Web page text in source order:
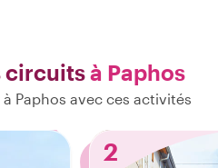
circuitsà Paphos
Paphos avec ces activités
2